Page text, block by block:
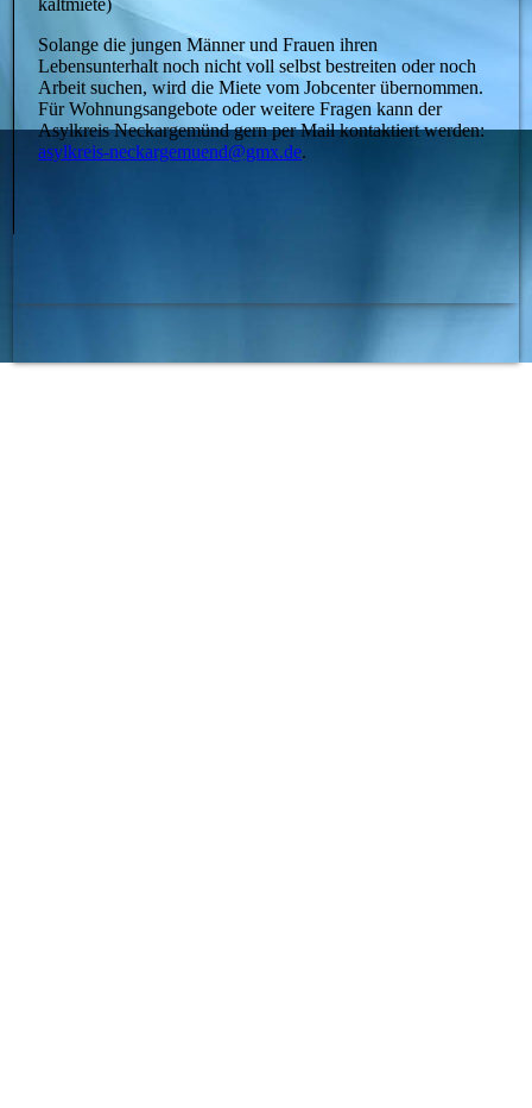
kaltmiete)
Solange die jungen Männer und Frauen ihren
Lebensunterhalt noch nicht voll selbst bestreiten oder noch
Arbeit suchen, wird die Miete vom Jobcenter übernommen.
Für Wohnungsangebote oder weitere Fragen kann der
Asylkreis Neckargemünd gern per Mail kontaktiert werden:
asylkreis-neckargemuend@gmx.de.